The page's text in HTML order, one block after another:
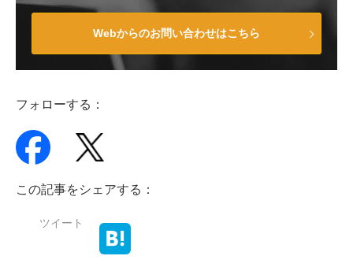
Webからのお問い合わせはこちら
フォローする：
この記事をシェアする：
ツイート